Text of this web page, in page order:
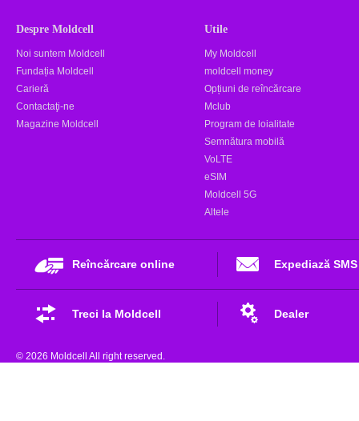
Despre Moldcell
Noi suntem Moldcell
Fundația Moldcell
Carieră
Contactaţi-ne
Magazine Moldcell
Utile
My Moldcell
moldcell money
Opțiuni de reîncărcare
Mclub
Program de loialitate
Semnătura mobilă
VoLTE
eSIM
Moldcell 5G
Altele
Reîncărcare online Expediază SMS
Treci la Moldcell Dealer
© 2026 Moldcell All right reserved.